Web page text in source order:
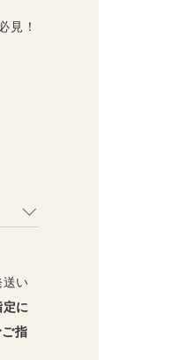
見！
い
定に
指